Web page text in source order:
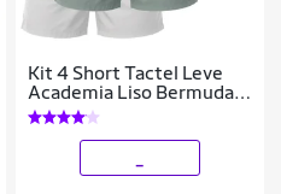
Kit 4 Short Tactel Leve
Academia Liso Bermuda
Masculina